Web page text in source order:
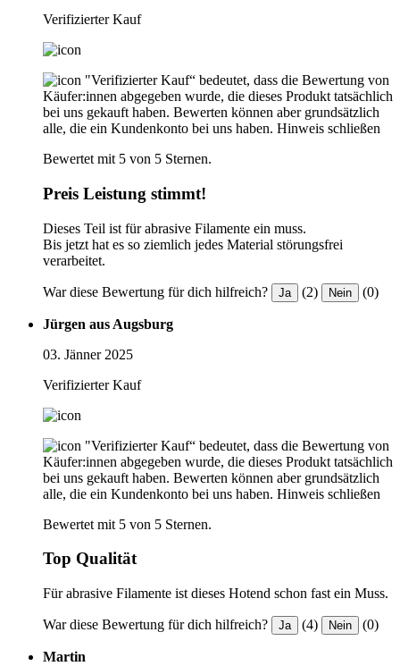
Verifizierter Kauf
"Verifizierter Kauf“ bedeutet, dass die Bewertung von
Käufer:innen abgegeben wurde, die dieses Produkt tatsächlich
bei uns gekauft haben. Bewerten können aber grundsätzlich
alle, die ein Kundenkonto bei uns haben. Hinweis schließen
Bewertet mit 5 von 5 Sternen.
Preis Leistung stimmt!
Dieses Teil ist für abrasive Filamente ein muss.
Bis jetzt hat es so ziemlich jedes Material störungsfrei
verarbeitet.
War diese Bewertung für dich hilfreich? Ja (2) Nein (0)
Jürgen aus Augsburg
03. Jänner 2025
Verifizierter Kauf
"Verifizierter Kauf“ bedeutet, dass die Bewertung von
Käufer:innen abgegeben wurde, die dieses Produkt tatsächlich
bei uns gekauft haben. Bewerten können aber grundsätzlich
alle, die ein Kundenkonto bei uns haben. Hinweis schließen
Bewertet mit 5 von 5 Sternen.
Top Qualität
Für abrasive Filamente ist dieses Hotend schon fast ein Muss.
War diese Bewertung für dich hilfreich? Ja (4) Nein (0)
Martin